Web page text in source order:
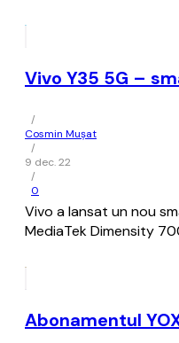
Vivo Y35 5G –
/
Cosmin Mușat
/
9 dec. 22
/
0
Vivo a lansat un nou
MediaTek Dimensity
Abonamentul